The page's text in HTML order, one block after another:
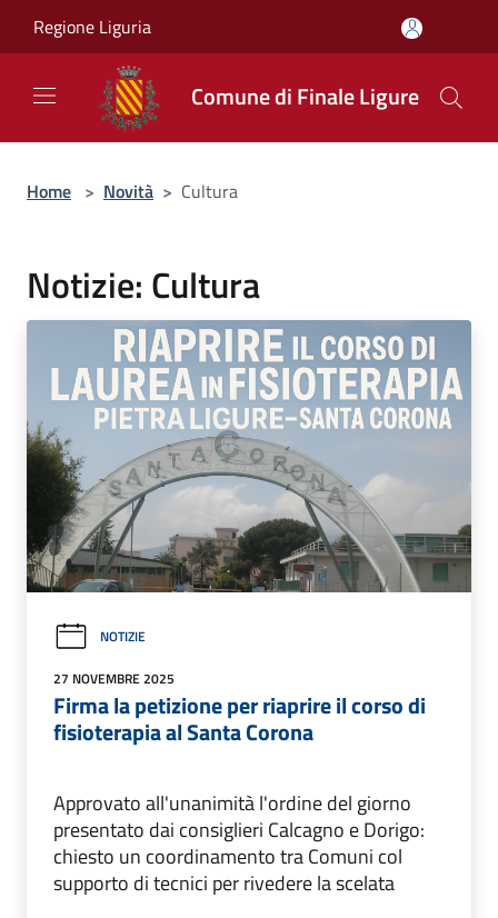
Regione Liguria
Comune di Finale Ligure
Home > Novità > Cultura
Notizie: Cultura
NOTIZIE
27 NOVEMBRE 2025
Firma la petizione per riaprire il corso di
fisioterapia al Santa Corona
Approvato all'unanimità l'ordine del giorno
presentato dai consiglieri Calcagno e Dorigo:
chiesto un coordinamento tra Comuni col
supporto di tecnici per rivedere la scelata